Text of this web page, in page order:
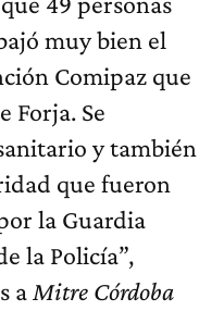
muy bien el
Comipaz que
Forja. Se
y también
que fueron
la Guardia
la Policía”,
a Mitre Córdoba